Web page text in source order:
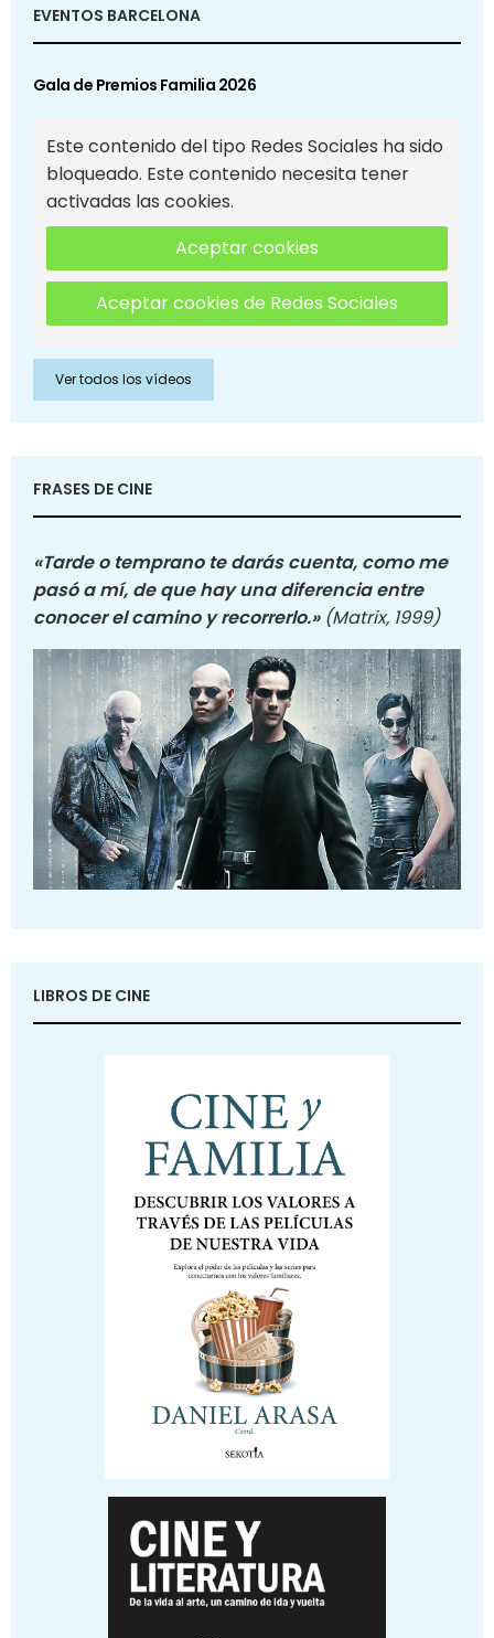
EVENTOS BARCELONA
Gala de Premios Familia 2026
Este contenido del tipo Redes Sociales ha sido
bloqueado. Este contenido necesita tener
activadas las cookies.
Aceptar cookies
Aceptar cookies de Redes Sociales
Ver todos los vídeos
FRASES DE CINE
«Tarde o temprano te darás cuenta, como me
pasó a mí, de que hay una diferencia entre
conocer el camino y recorrerlo.» (Matrix, 1999)
LIBROS DE CINE